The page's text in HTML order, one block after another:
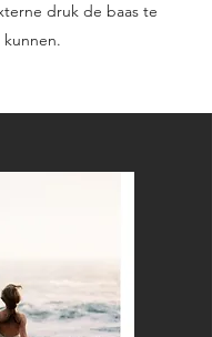
druk de baas te
kunnen.